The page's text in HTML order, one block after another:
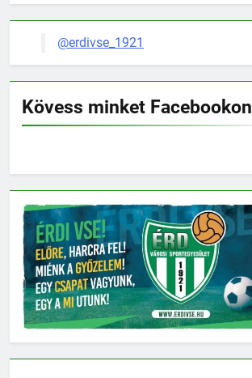
@erdivse_1921
Kövess minket Facebookon